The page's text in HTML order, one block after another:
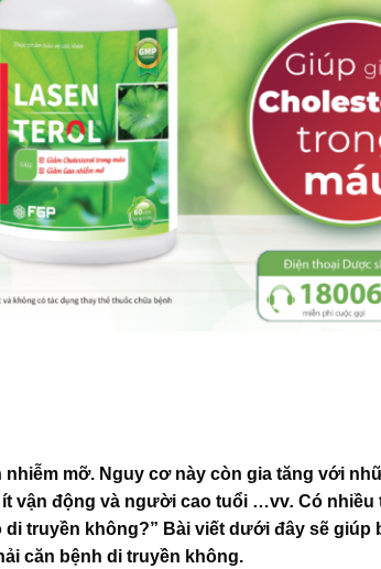
nhiễm mỡ. Nguy cơ này còn gia tăng với
vận động và người cao tuổi …vv. Có nhiều
truyền không?” Bài viết dưới đây sẽ giúp
căn bệnh di truyền không.